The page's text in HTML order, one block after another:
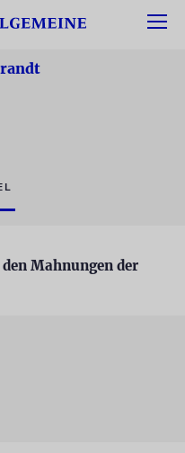
Mahnungen der